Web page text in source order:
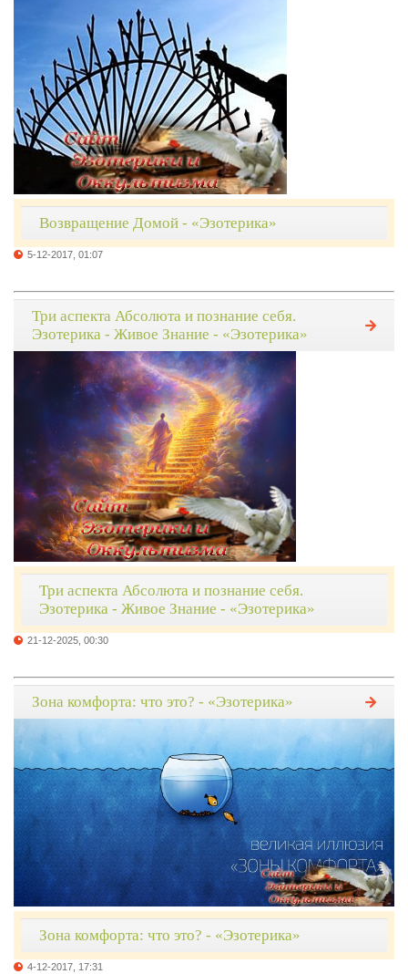
Возвращение Домой - «Эзотерика»
5-12-2017, 01:07
Три аспекта Абсолюта и познание себя.
Эзотерика - Живое Знание - «Эзотерика»
Три аспекта Абсолюта и познание себя.
Эзотерика - Живое Знание - «Эзотерика»
21-12-2025, 00:30
Зона комфорта: что это? - «Эзотерика»
Зона комфорта: что это? - «Эзотерика»
4-12-2017, 17:31